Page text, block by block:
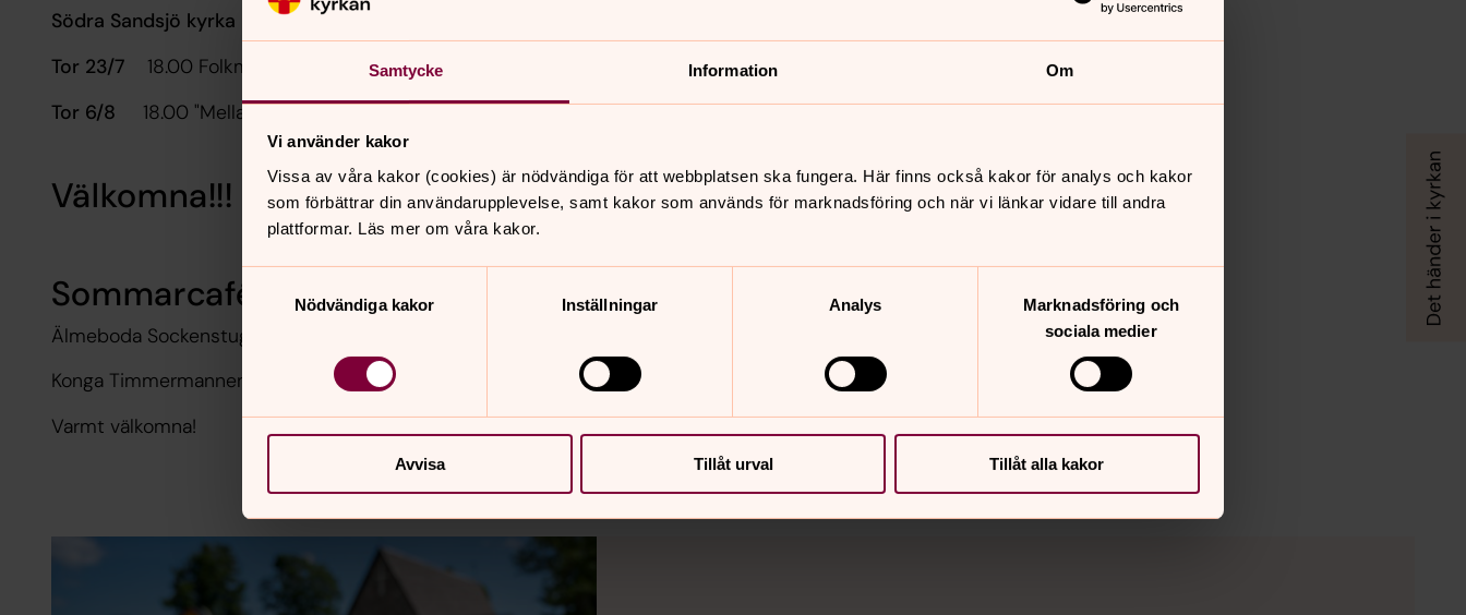
Samtycke Information Om
Vi använder kakor
Vissa av våra kakor (cookies) är nödvändiga för att webbplatsen ska fungera. Här finns också kakor för analys och kakor
som förbättrar din användarupplevelse, samt kakor som används för marknadsföring och när vi länkar vidare till andra
plattformar. Läs mer om våra kakor.
Nödvändiga kakor
Inställningar Analys
Marknadsföring och
sociala medier
Avvisa Tillåt urval Tillåt alla kakor
Södra Sandsjö kyrka
Tor 23/7 18.00 Folkmusiktrion- Gyttring
Tor 6/8 18.00 "Mellan himmel och jord" med Rasmus Ringborg och Samuel Edvardsson
Välkomna!!!
Sommarcafé
Älmeboda Sockenstuga mån/ fre kl. 10.00-12.00
Konga Timmermannens kapell tis kl. 10.30-12.00
Varmt välkomna!